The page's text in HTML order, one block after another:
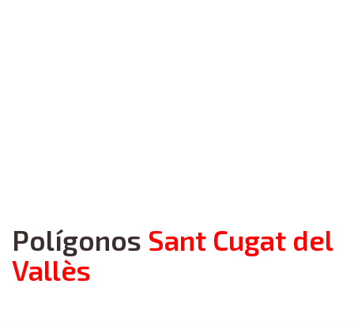
Polígonos Sant Cugat del
Vallès